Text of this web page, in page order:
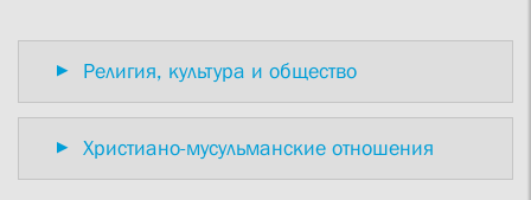
Религия, культура и общество
Христиано-мусульманские отношения